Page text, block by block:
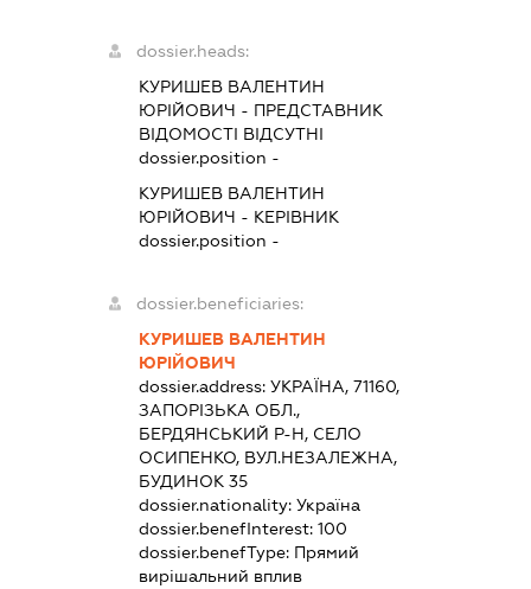
dossier.heads:
КУРИШЕВ ВАЛЕНТИН
ЮРІЙОВИЧ - ПРЕДСТАВНИК
ВІДОМОСТІ ВІДСУТНІ
dossier.position -
КУРИШЕВ ВАЛЕНТИН
ЮРІЙОВИЧ - КЕРІВНИК
dossier.position -
dossier.beneficiaries:
КУРИШЕВ ВАЛЕНТИН
ЮРІЙОВИЧ
dossier.address:УКРАЇНА, 71160,
ЗАПОРІЗЬКА ОБЛ.,
БЕРДЯНСЬКИЙ Р-Н, СЕЛО
ОСИПЕНКО, ВУЛ.НЕЗАЛЕЖНА,
БУДИНОК 35
dossier.nationality:Україна
dossier.benefInterest:100
dossier.benefType: Прямий
вирішальний вплив